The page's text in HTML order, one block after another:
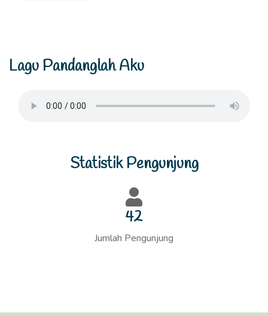
Lagu Pandanglah Aku
Statistik Pengunjung
43
Jumlah Pengunjung